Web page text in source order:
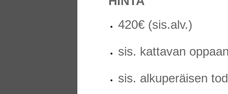
420€ (sis.alv.)
sis. kattavan oppaan
sis. alkuperäisen